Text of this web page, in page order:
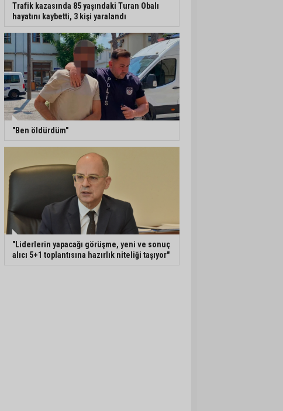
Trafik kazasında 85 yaşındaki Turan Obalı
hayatını kaybetti, 3 kişi yaralandı
"Ben öldürdüm"
"Liderlerin yapacağı görüşme, yeni ve sonuç
alıcı 5+1 toplantısına hazırlık niteliği taşıyor"